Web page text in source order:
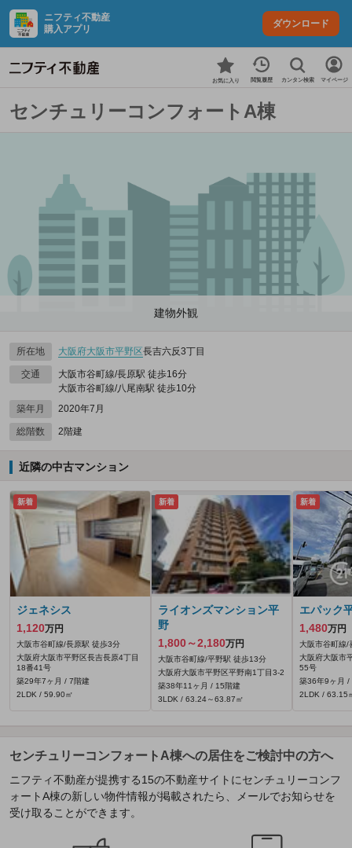
ニフティ不動産
購入アプリ
ダウンロード
お気に入り 閲覧履歴 カンタン検索 マイページ
センチュリーコンフォートA棟
建物外観
所在地 大阪府大阪市平野区長吉六反3丁目
交通
大阪市谷町線/長原駅 徒歩16分
大阪市谷町線/八尾南駅 徒歩10分
築年月
2020年7月
総階数 2階建
近隣の中古マンション
新着
ジェネシス
1,120万円
大阪市谷町線/長原駅 徒歩3分
大阪府大阪市平野区長吉長原4丁目
18番41号
築29年7ヶ月 / 7階建
2LDK / 59.90㎡
新着
ライオンズマンション平
野
1,800～2,180万円
大阪市谷町線/平野駅 徒歩13分
大阪府大阪市平野区平野南1丁目3-2
築38年11ヶ月 / 15階建
3LDK / 63.24～63.87㎡
新着
エパック
1,480万円
大阪市谷町線/
大阪府大阪市
55号
築36年9ヶ月 /
2LDK / 63.15
センチュリーコンフォートA棟への居住をご検討中の方へ
ニフティ不動産が提携する15の不動産サイトにセンチュリーコンフ
ォートA棟の新しい物件情報が掲載されたら、メールでお知らせを
受け取ることができます。